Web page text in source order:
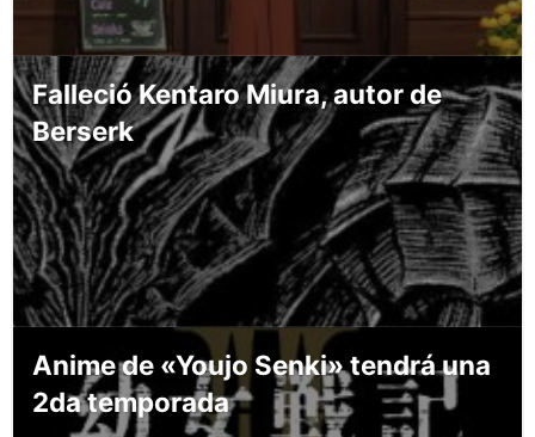
Falleció Kentaro Miura, autor de
Berserk
Anime de «Youjo Senki» tendrá una
2da temporada